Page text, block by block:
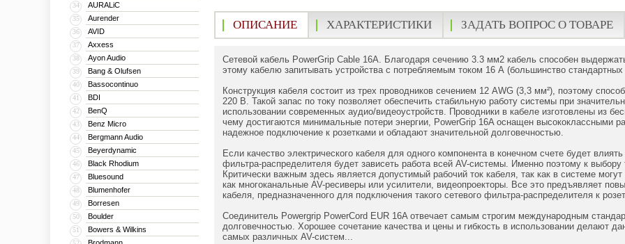
34 AURALiC
35 Aurender
36 AVID
37 Axxess
38 Ayon Audio
39 Bang & Olufsen
40 Bassocontinuo
41 BDI
42 BenQ
43 Benz Micro
44 Bergmann Audio
45 Beyerdynamic
46 Black Rhodium
47 Bluesound
48 Blumenhofer
49 Borresen
50 Boulder
51 Bowers & Wilkins
ОПИСАНИЕ ХАРАКТЕРИСТИКИ ЗАДАТЬ ВОПРОС О ТОВАРЕ
Сетевой кабель PowerGrip Cable 16A. Благодаря сечению 3.3 мм2 кабель способен
этому кабелю запитывать устройства с потребляемым током 16 А (большинство
Конструкция кабеля состоит из трех проводников сечением 12 AWG (3,3 мм²), поэтому
220 В. Такой запас по току позволяет обеспечить стабильную работу системы при
использовании современных аудио/видеоустройств. Проводники в кабеле изготовлены из
чему достигаются минимальные потери энергии, PowerGrip 16A оснащен высококлассными
надежное подключение к розетками и обладают значительной долговечностью.
Если качество электрического кабеля для одного компонента в конечном счете будет
фильтра-распределителя будет зависеть работа всей AV-системы. Именно поэтому к
Критически важным здесь является допустимый рабочий ток кабеля, так как в системе
как многоканальные AV-ресиверы или усилители, видеопроекторы. Все это предъявляет
кабеля, предназначенного для подключения такого сетевого фильтра-распределителя к
Соединитель Powergrip PowerCord EUR 16A отвечает самым строгим международным
долговечностью. Хорошее сочетание качества и цены и гибкость в использовании делают
самых различных AV-систем...